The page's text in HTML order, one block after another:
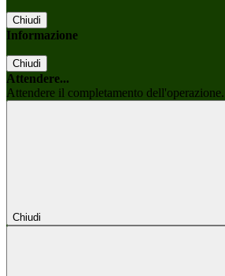
Chiudi
Informazione
Chiudi
Attendere...
Attendere il completamento
Chiudi